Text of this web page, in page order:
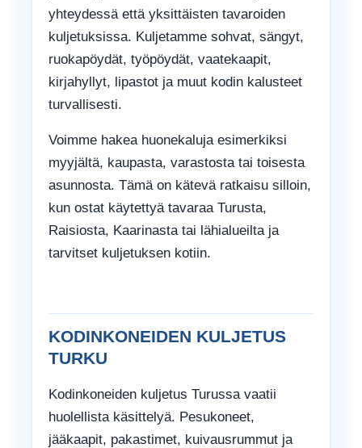
yhteydessä että yksittäisten tavaroiden
kuljetuksissa. Kuljetamme sohvat, sängyt,
ruokapöydät, työpöydät, vaatekaapit,
kirjahyllyt, lipastot ja muut kodin kalusteet
turvallisesti.
Voimme hakea huonekaluja esimerkiksi
myyjältä, kaupasta, varastosta tai toisesta
asunnosta. Tämä on kätevä ratkaisu silloin,
kun ostat käytettyä tavaraa Turusta,
Raisiosta, Kaarinasta tai lähialueilta ja
tarvitset kuljetuksen kotiin.
KODINKONEIDEN KULJETUS
TURKU
Kodinkoneiden kuljetus Turussa vaatii
huolellista käsittelyä. Pesukoneet,
jääkaapit, pakastimet, kuivausrummut ja